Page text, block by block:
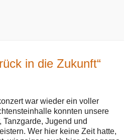
in die Zukunft“
war wieder ein voller
konnten unsere
Tanzgarde, Jugend und
Wer hier keine Zeit hatte,